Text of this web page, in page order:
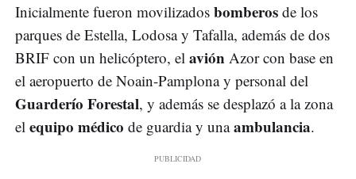
Inicialmente fueron movilizados bomberos de los
parques de Estella, Lodosa y Tafalla, además de dos
BRIF con un helicóptero, el avión Azor con base en
el aeropuerto de Noain-Pamplona y personal del
Guarderío Forestal, y además se desplazó a la zona
el equipo médico de guardia y unaambulancia.